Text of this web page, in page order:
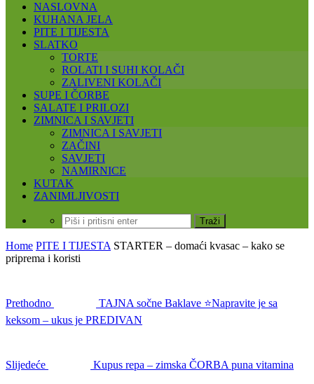
NASLOVNA
KUHANA JELA
PITE I TIJESTA
SLATKO
TORTE
ROLATI I SUHI KOLAČI
ZALIVENI KOLAČI
SUPE I ČORBE
SALATE I PRILOZI
ZIMNICA I SAVJETI
ZIMNICA I SAVJETI
ZAČINI
SAVJETI
NAMIRNICE
KUTAK
ZANIMLJIVOSTI
Home PITE I TIJESTA STARTER – domaći kvasac – kako se
priprema i koristi
Prethodno
TAJNA sočne Baklave ⭐Napravite je sa
keksom – ukus je PREDIVAN
Slijedeće Kupus repa – zimska ČORBA puna vitamina